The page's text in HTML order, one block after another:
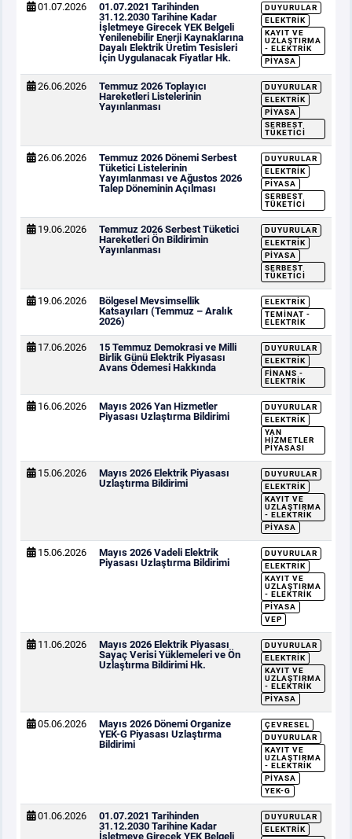
01.07.2026
01.07.2021 Tarihinden
31.12.2030 Tarihine Kadar
İşletmeye Girecek YEK Belgeli
Yenilenebilir Enerji Kaynaklarına
Dayalı Elektrik Üretim Tesisleri
İçin Uygulanacak Fiyatlar Hk.
DUYURULAR
ELEKTRIK
KAYIT VE
UZLAŞTIRMA
- ELEKTRIK
PIYASA
26.06.2026
Temmuz 2026 Toplayıcı
Hareketleri Listelerinin
Yayınlanması
DUYURULAR
ELEKTRIK
PIYASA
SERBEST
TÜKETICI
26.06.2026
Temmuz 2026 Dönemi Serbest
Tüketici Listelerinin
Yayımlanması ve Ağustos 2026
Talep Döneminin Açılması
DUYURULAR
ELEKTRIK
PIYASA
SERBEST
TÜKETICI
19.06.2026
Temmuz 2026 Serbest Tüketici
Hareketleri Ön Bildirimin
Yayınlanması
DUYURULAR
ELEKTRIK
PIYASA
SERBEST
TÜKETICI
19.06.2026
Bölgesel Mevsimsellik
Katsayıları (Temmuz – Aralık
2026)
ELEKTRIK
TEMINAT -
ELEKTRIK
17.06.2026
15 Temmuz Demokrasi ve Milli
Birlik Günü Elektrik Piyasası
Avans Ödemesi Hakkında
DUYURULAR
ELEKTRIK
FINANS -
ELEKTRIK
16.06.2026
Mayıs 2026 Yan Hizmetler
Piyasası Uzlaştırma Bildirimi
DUYURULAR
ELEKTRIK
YAN
HIZMETLER
PIYASASI
15.06.2026
Mayıs 2026 Elektrik Piyasası
Uzlaştırma Bildirimi
DUYURULAR
ELEKTRIK
KAYIT VE
UZLAŞTIRMA
- ELEKTRIK
PIYASA
15.06.2026
Mayıs 2026 Vadeli Elektrik
Piyasası Uzlaştırma Bildirimi
DUYURULAR
ELEKTRIK
KAYIT VE
UZLAŞTIRMA
- ELEKTRIK
PIYASA
VEP
11.06.2026
Mayıs 2026 Elektrik Piyasası
Sayaç Verisi Yüklemeleri ve Ön
Uzlaştırma Bildirimi Hk.
DUYURULAR
ELEKTRIK
KAYIT VE
UZLAŞTIRMA
- ELEKTRIK
PIYASA
05.06.2026
Mayıs 2026 Dönemi Organize
YEK-G Piyasası Uzlaştırma
Bildirimi
ÇEVRESEL
DUYURULAR
KAYIT VE
UZLAŞTIRMA
- ELEKTRIK
PIYASA
YEK-G
01.06.2026
01.07.2021 Tarihinden
31.12.2030 Tarihine Kadar
İşletmeye Girecek YEK Belgeli
DUYURULAR
ELEKTRIK